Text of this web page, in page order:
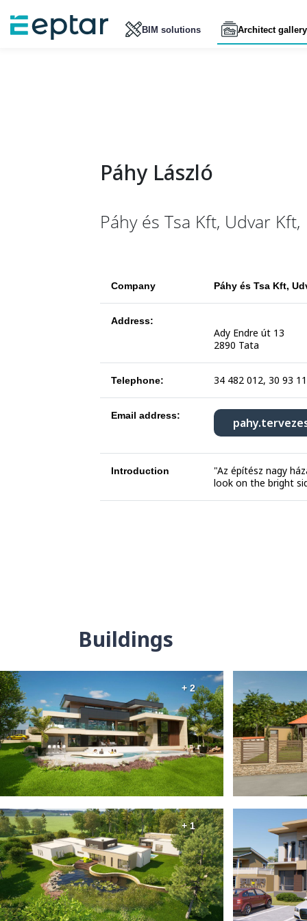
BIM solutions Architect gallery
Páhy László
Páhy és Tsa Kft, Udvar Kft,
Company Páhy és Tsa Kft,
Address:
Ady Endre út 13
2890 Tata
Telephone: 34 482 012, 30 93
Email address:
Introduction
"Az építész nagy
look on the bright
Buildings
+ 2
+ 1